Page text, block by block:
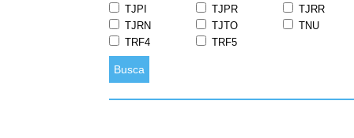
TJPI
TJPR
TJRR
TJRN
TJTO
TNU
TRF4
TRF5
Busca